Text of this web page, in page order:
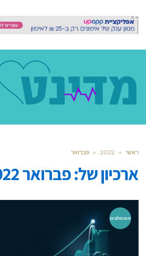
ראשי »
2022
» פברואר
ארכיון של:פברואר 2022
המומלצים